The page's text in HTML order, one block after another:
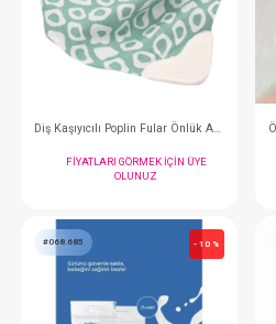
FIYATLARI GÖRMEK IÇIN ÜYE
OLUNUZ
#068.033 - 10 %